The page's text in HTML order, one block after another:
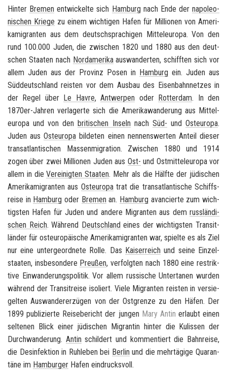
Hin­ter Bre­men ent­wi­ckel­te sich Ham­burg nach Ende der na­po­leo­
ni­schen Krie­ge zu einem wich­ti­gen Hafen für Mil­lio­nen von Ame­ri­
ka­mi­gran­ten aus dem deutsch­spra­chi­gen Mit­tel­eu­ro­pa. Von den
rund 100.000 Juden, die zwi­schen 1820 und 1880 aus den deut­
schen Staa­ten nach Nord­ame­ri­kaaus­wan­der­ten, schiff­ten sich vor
allem Juden aus der Pro­vinz Posen in Ham­burg ein. Juden aus
Süd­deutsch­land reis­ten vor dem Aus­bau des Ei­sen­bahn­net­zes in
der Regel über Le Havre,Ant­wer­pen oder Rot­ter­dam. In den
1870er-​Jahren ver­la­ger­te sich die Ame­ri­ka­wan­de­rung aus Mit­tel­
eu­ro­pa und von denbri­ti­schen In­seln nach Süd- undOst­eu­ro­pa.
Juden ausOst­eu­ro­pa bil­de­ten einen nen­nens­wer­ten An­teil die­ser
trans­at­lan­ti­schen Mas­sen­mi­gra­ti­on. Zwi­schen 1880 und 1914
zogen über zwei Mil­lio­nen Juden aus Ost- und Ost­mit­tel­eu­ro­pa vor
allem in dieVer­ei­nig­ten Staa­ten. Mehr als die Hälf­te der jü­di­schen
Ame­ri­ka­mi­gran­ten aus Ost­eu­ro­patrat die trans­at­lan­ti­sche Schiffs­
rei­se in Ham­burg oder Bre­men an. Ham­burg avan­cier­te zum wich­
tigs­ten Hafen für Juden und an­de­re Mi­gran­ten aus dem russ­län­di­
schen Reich. Wäh­rend Deutsch­land eines der wich­tigs­ten Tran­sit­
län­der für ost­eu­ro­päi­sche Ame­ri­ka­mi­gran­ten war, spiel­te es als Ziel
nur eine un­ter­ge­ord­ne­te Rolle. Das Kai­ser­reich und seine Ein­zel­
staa­ten, ins­be­son­de­re Preu­ßen, ver­folg­ten nach 1880 eine re­strik­
ti­ve Ein­wan­de­rungs­po­li­tik. Vor allem rus­si­sche Un­ter­ta­nen wur­den
wäh­rend der Tran­si­t­rei­se iso­liert. Viele Mi­gran­ten reis­ten in ver­sie­
gel­ten Aus­wan­derer­zü­gen von der Ost­gren­ze zu den Häfen. Der
1899 pu­bli­zier­te Rei­se­be­richt der jun­gen Mary Antin er­laubt einen
sel­te­nen Blick einer jü­di­schen Mi­gran­tin hin­ter die Ku­lis­sen der
Durch­wan­de­rung. Antin schil­dert und kom­men­tiert die Bahn­rei­se,
die Des­in­fek­ti­on in Ruh­le­ben bei Ber­lin und die mehr­tä­gi­ge Qua­ran­
tä­ne im Ham­bur­ger Hafen ein­drucks­voll.